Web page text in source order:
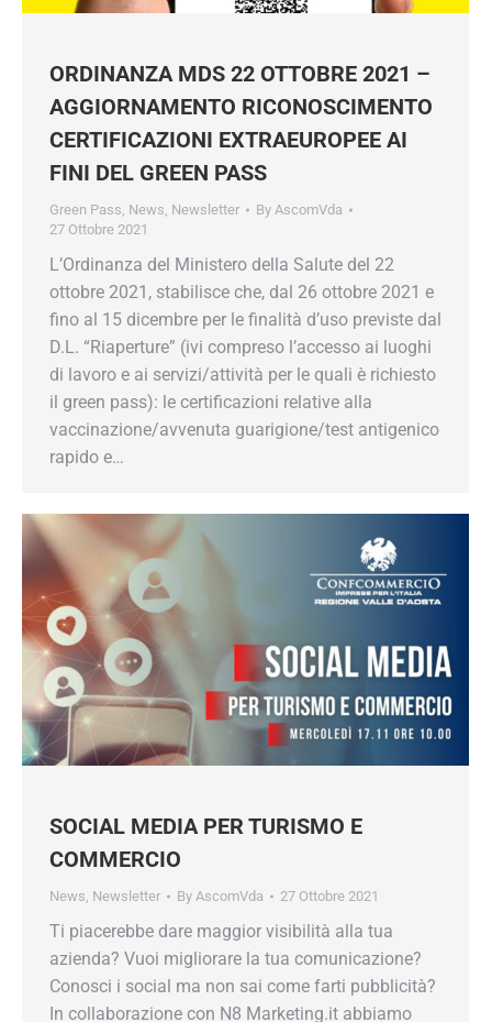
ORDINANZA MDS 22 OTTOBRE 2021 –
AGGIORNAMENTO RICONOSCIMENTO
CERTIFICAZIONI EXTRAEUROPEE AI
FINI DEL GREEN PASS
Green Pass News Newsletter By AscomVda
27 Ottobre 2021
L’Ordinanza del Ministero della Salute del 22
ottobre 2021, stabilisce che, dal 26 ottobre 2021 e
fino al 15 dicembre per le finalità d’uso previste dal
D.L. “Riaperture” (ivi compreso l’accesso ai luoghi
di lavoro e ai servizi/attività per le quali è richiesto
il green pass): le certificazioni relative alla
vaccinazione/avvenuta guarigione/test antigenico
rapido e…
SOCIAL MEDIA PER TURISMO E
COMMERCIO
News, Newsletter By AscomVda 27 Ottobre 2021
Ti piacerebbe dare maggior visibilità alla tua
azienda? Vuoi migliorare la tua comunicazione?
Conosci i social ma non sai come farti pubblicità?
In collaborazione con N8 Marketing.it abbiamo